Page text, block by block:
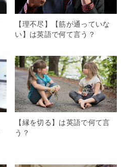
【理不尽】【筋が通っていな
い】は英語で何て言う？
【縁を切る】は英語で何て言
う？